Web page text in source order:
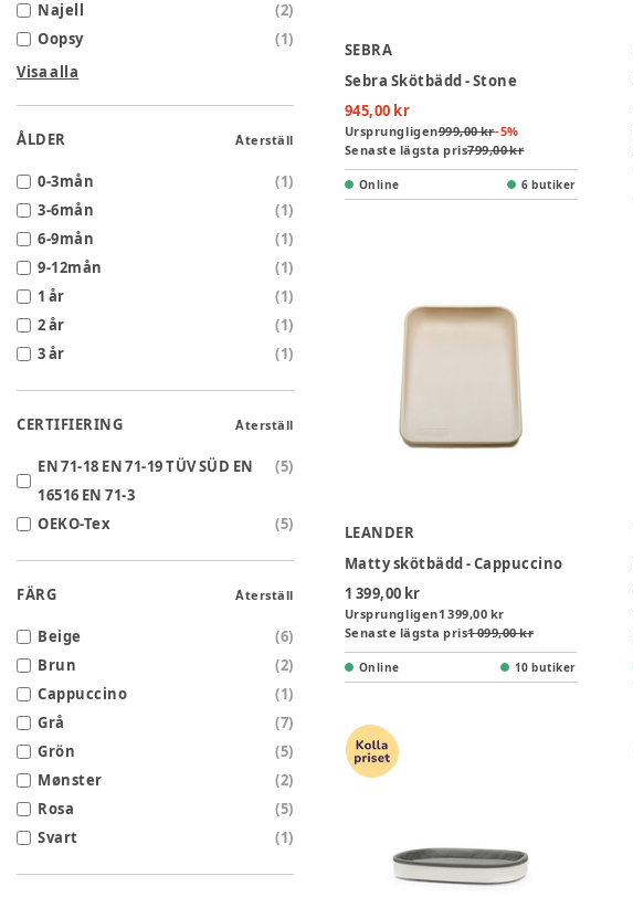
Najell
(2)
Oopsy
(1)
Visa alla
ÅLDER Återställ
0-3mån (1)
3-6mån
(1)
6-9mån
(1)
9-12mån
(1)
1 år
(1)
2 år
(1)
3 år
(1)
CERTIFIERING Återställ
EN 71-18 EN 71-19 TÜV SÜD EN
16516 EN 71-3
(5)
OEKO-Tex (5)
FÄRG Återställ
Beige (6)
Brun
(2)
Cappuccino
(1)
Grå
(7)
Grön
(5)
Mønster
(2)
Rosa
(5)
Svart
(1)
SEBRA
Sebra Skötbädd - Stone
945,00 kr
Ursprungligen999,00 kr-5%
Senaste lägsta pris799,00 kr
Online 6 butiker
LEANDER
Matty skötbädd - Cappuccino
1 399,00 kr
Ursprungligen1 399,00 kr
Senaste lägsta pris1 099,00 kr
Online 10 butiker